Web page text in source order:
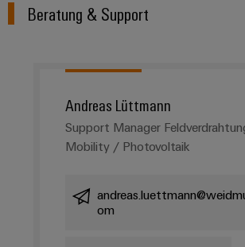
Beratung & Support
Andreas Lüttmann
Support Manager
Mobility / Photovoltaik
om